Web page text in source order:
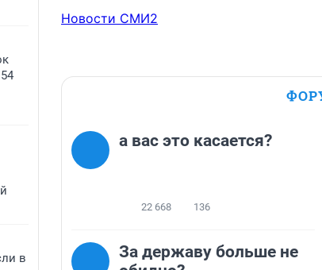
в
Новости СМИ2
а вас это касается?
22 668 136
За державу больше не